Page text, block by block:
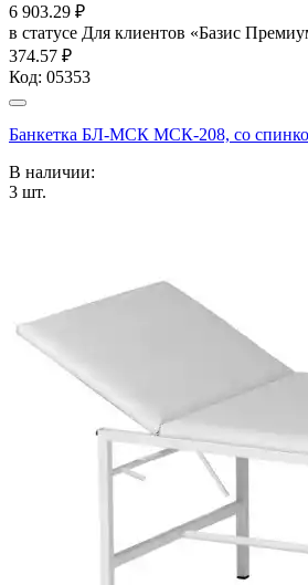
6 903.29 ₽
в статусе Для клиентов «Базис
374.57 ₽
Код: 05353
Банкетка БЛ-МСК МСК-208, со
В наличии:
3 шт.